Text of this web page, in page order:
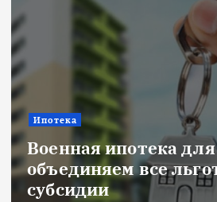
Ипотека
Военная ипотека
объединяем все
субсидии